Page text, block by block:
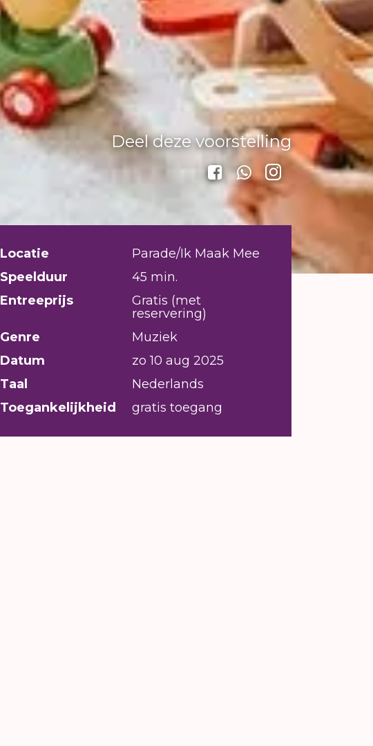
Deel deze voorstelling
Locatie
Parade/Ik Maak Mee
Speelduur
45 min.
Entreeprijs
Gratis (met
reservering)
Genre
Muziek
Datum
zo 10 aug 2025
Taal
Nederlands
Toegankelijkheid
gratis toegang